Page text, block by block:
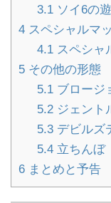
3.1ソイ6の
4 スペシャルマ
4.1スペシャ
5 その他の形態
5.1ブロージ
5.2ジェント
5.3デビルズ
5.4立ちんぼ
6 まとめと予告